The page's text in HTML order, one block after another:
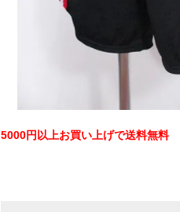
5000円以上お買い上げで送料無料